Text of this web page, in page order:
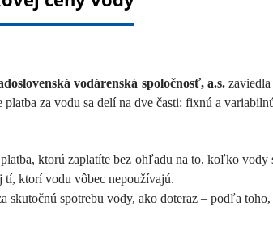
vodárenská spoločnosť, a.s.zaviedla
za vodu sa delí na dve časti: fixnú a
ktorú zaplatíte bez ohľadu na to, koľko
tí, ktorí vodu vôbec nepoužívajú.
skutočnú spotrebu vody, ako doteraz – podľa